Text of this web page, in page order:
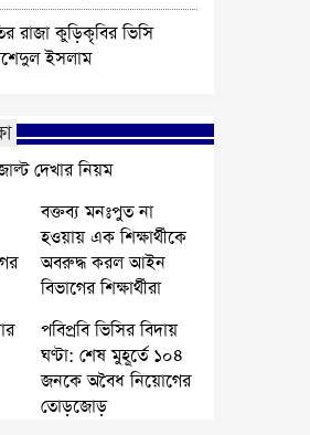
রাজা কুড়িকৃবির ভিসি
ইসলাম
দেখার নিয়ম
বক্তব্য মনঃপুত না
হওয়ায় এক শিক্ষার্থীকে
অবরুদ্ধ করল আইন
বিভাগের শিক্ষার্থীরা
পবিপ্রবি ভিসির বিদায়
ঘণ্টা: শেষ মুহূর্তে ১০৪
জনকে অবৈধ নিয়োগের
তোড়জোড়